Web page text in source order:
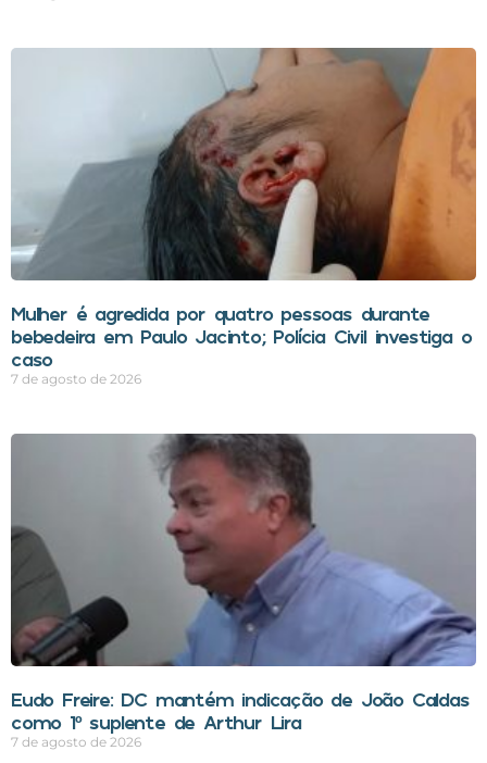
Mulher é agredida por quatro pessoas durante
bebedeira em Paulo Jacinto; Polícia Civil investiga o
caso
7 de agosto de 2026
Eudo Freire: DC mantém indicação de João Caldas
como 1º suplente de Arthur Lira
7 de agosto de 2026